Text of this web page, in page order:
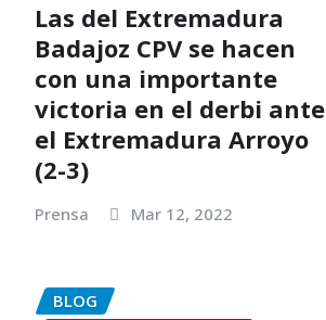
Las del Extremadura
Badajoz CPV se hacen
con una importante
victoria en el derbi ante
el Extremadura Arroyo
(2-3)
Prensa Mar 12, 2022
BLOG